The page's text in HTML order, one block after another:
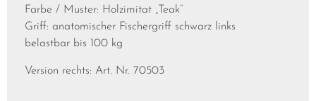
Farbe / Muster: Holzimitat „Teak“
Griff: anatomischer Fischergriff schwarz links
belastbar bis 100 kg
Version rechts: Art. Nr. 70503